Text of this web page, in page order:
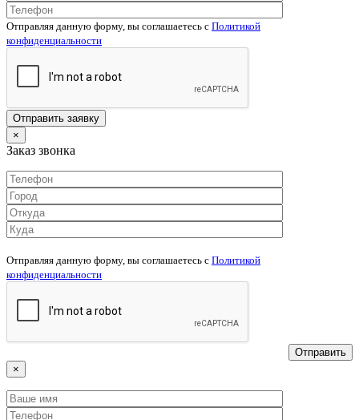
Отправляя данную форму, вы соглашаетесь c Политикой
конфиденциальности
×
Заказ звонка
Отправляя данную форму, вы соглашаетесь c Политикой
конфиденциальности
×